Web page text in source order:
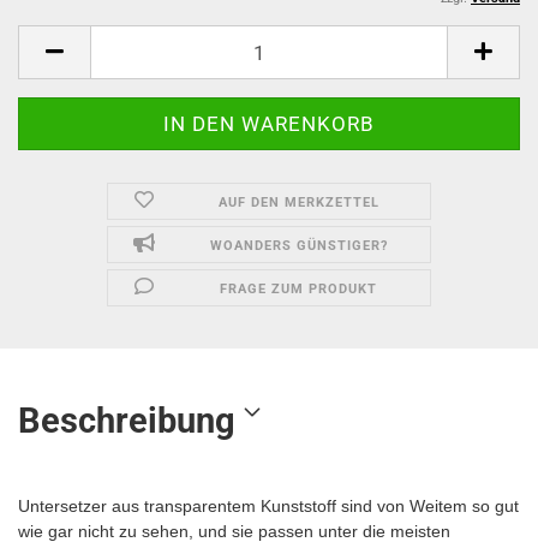
AUF DEN MERKZETTEL
WOANDERS GÜNSTIGER?
FRAGE ZUM PRODUKT
Beschreibung
Untersetzer aus transparentem Kunststoff sind von Weitem so gut
wie gar nicht zu sehen, und sie passen unter die meisten